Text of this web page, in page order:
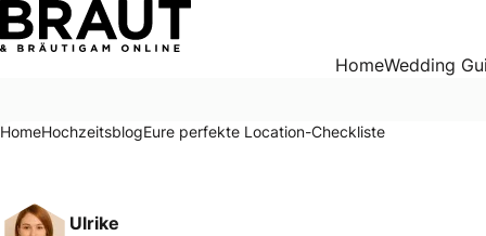
HomeWedding
HomeHochzeitsblogEure perfekte Location-Checkliste
Ulrike